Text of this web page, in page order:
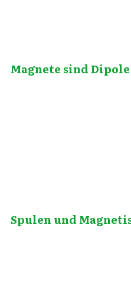
Magnete sind Dipole
Spulen und